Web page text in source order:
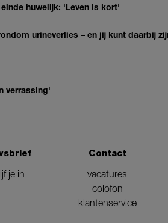
huwelijk: 'Leven is kort'
urineverlies – en jij kunt daarbij
verrassing'
je in
Contact
vacatures
colofon
klantenservice